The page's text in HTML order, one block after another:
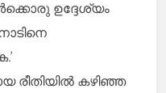
ഉദ്ദേശ്യം
കഴിഞ്ഞ